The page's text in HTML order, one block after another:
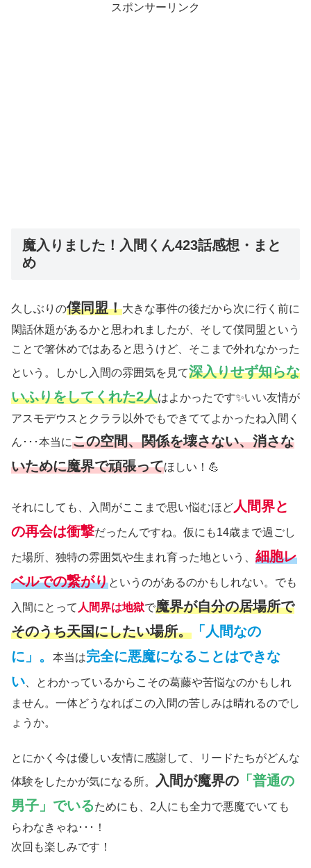
スポンサーリンク
魔入りました！入間くん423話感想・まと
め
久しぶりの僕同盟！大きな事件の後だから次に行く前に
閑話休題があるかと思われましたが、そして僕同盟という
ことで箸休めではあると思うけど、そこまで外れなかった
という。しかし入間の雰囲気を見て深入りせず知らな
いふりをしてくれた2人はよかったです✨いい友情が
アスモデウスとクララ以外でもできててよかったね入間く
ん･･･本当にこの空間、関係を壊さない、消さな
いために魔界で頑張ってほしい！💪
それにしても、入間がここまで思い悩むほど人間界と
の再会は衝撃だったんですね。仮にも14歳まで過ごし
た場所、独特の雰囲気や生まれ育った地という、 細胞レ
ベルでの繋がりというのがあるのかもしれない。でも
入間にとって 人間界は地獄で魔界が自分の居場所で
そのうち天国にしたい場所。 「人間なの
に」。
本当は完全に悪魔になることはできな
い、とわかっているからこその葛藤や苦悩なのかもしれ
ません。一体どうなればこの入間の苦しみは晴れるのでし
ょうか。
とにかく今は優しい友情に感謝して、リードたちがどんな
体験をしたかが気になる所。
入間が魔界の 「普通の
男子」でいるためにも、2人にも全力で悪魔でいても
らわなきゃね･･･！
次回も楽しみです！